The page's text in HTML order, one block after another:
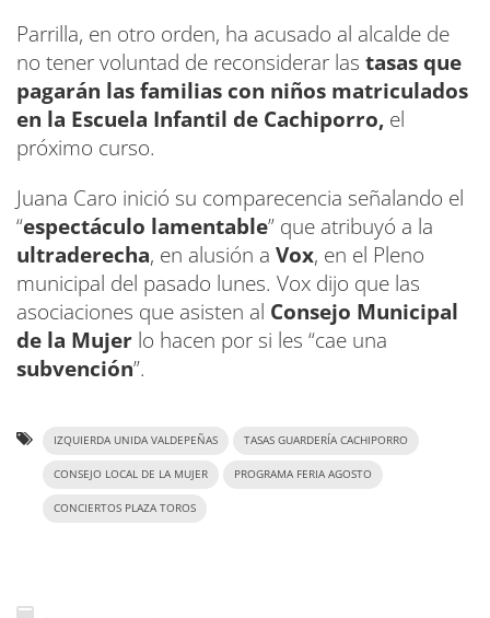
Parrilla, en otro orden, ha acusado al alcalde de
no tener voluntad de reconsiderar las tasas que
pagarán las familias con niños matriculados
en la Escuela Infantil de Cachiporro, el
próximo curso.
Juana Caro inició su comparecencia señalando el
“espectáculo lamentable” que atribuyó a la
ultraderecha, en alusión a Vox, en el Pleno
municipal del pasado lunes. Vox dijo que las
asociaciones que asisten al Consejo Municipal
de la Mujer lo hacen por si les “cae una
subvención”.
IZQUIERDA UNIDA VALDEPEÑAS TASAS GUARDERÍA CACHIPORRO
CONSEJO LOCAL DE LA MUJER PROGRAMA FERIA AGOSTO
CONCIERTOS PLAZA TOROS